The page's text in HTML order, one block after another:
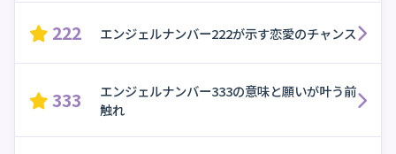
222 エンジェルナンバー222が示す恋愛のチャンス
333
エンジェルナンバー333の意味と願いが叶う前
触れ